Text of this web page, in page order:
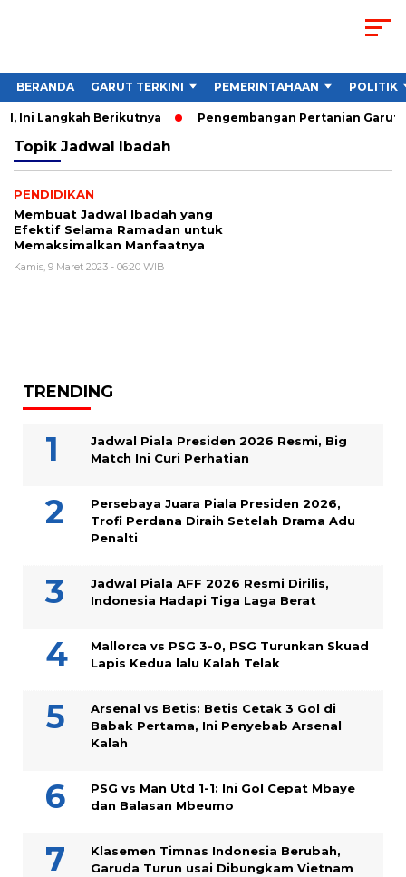
BERANDA GARUT TERKINI PEMERINTAHAAN POLITIK
Ini Langkah Berikutnya Pengembangan Pertanian Garut
Topik Jadwal Ibadah
PENDIDIKAN
Membuat Jadwal Ibadah yang
Efektif Selama Ramadan untuk
Memaksimalkan Manfaatnya
Kamis, 9 Maret 2023 - 06:20 WIB
TRENDING
Jadwal Piala Presiden 2026 Resmi, Big
Match Ini Curi Perhatian
Persebaya Juara Piala Presiden 2026,
Trofi Perdana Diraih Setelah Drama Adu
Penalti
Jadwal Piala AFF 2026 Resmi Dirilis,
Indonesia Hadapi Tiga Laga Berat
Mallorca vs PSG 3-0, PSG Turunkan Skuad
Lapis Kedua lalu Kalah Telak
Arsenal vs Betis: Betis Cetak 3 Gol di
Babak Pertama, Ini Penyebab Arsenal
Kalah
PSG vs Man Utd 1-1: Ini Gol Cepat Mbaye
dan Balasan Mbeumo
Klasemen Timnas Indonesia Berubah,
Garuda Turun usai Dibungkam Vietnam